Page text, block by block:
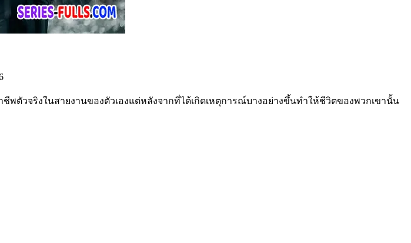
ตัวจริงในสายงานของตัวเองแต่หลังจากที่ได้เกิดเหตุการณ์บางอย่างขึ้นทำให้ชีวิตของพวกเขานั้น